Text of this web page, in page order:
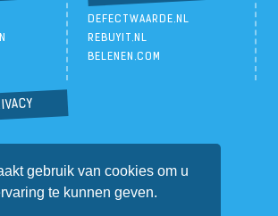
gebruik van cookies om u
te kunnen geven.
DEFECTWAARDE.NL
REBUYIT.NL
BELENEN.COM